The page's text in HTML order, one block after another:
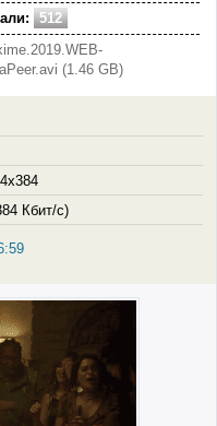
512
(1.46 GB)
Кбит/с)